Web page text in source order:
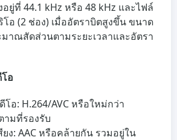
ยู่ที่ 44.1 kHz หรือ 48 kHz และไฟล์
อ (2 ช่อง) เมื่ออัตราบิตสูงขึ้น ขนาด
าณสัดส่วนตามระยะเวลาและอัตรา
อ
โอ: H.264/AVC หรือใหม่กว่า
ามที่รองรับ
ยง: AAC หรือคล้ายกัน รวมอยู่ใน